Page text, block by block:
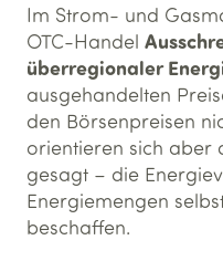
Im Strom- und
OTC-Handel
überregionaler
ausgehandelten
den Börsenpreisen
orientieren sich aber
gesagt – die
Energiemengen
beschaffen.